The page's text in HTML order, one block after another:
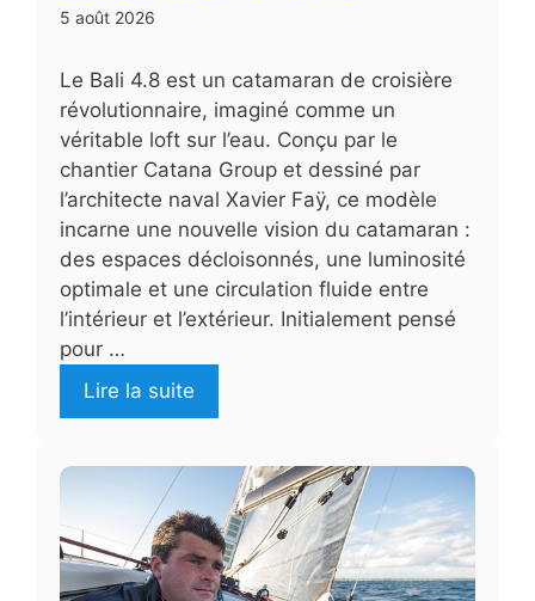
5 août 2026
Le Bali 4.8 est un catamaran de croisière
révolutionnaire, imaginé comme un
véritable loft sur l’eau. Conçu par le
chantier Catana Group et dessiné par
l’architecte naval Xavier Faÿ, ce modèle
incarne une nouvelle vision du catamaran :
des espaces décloisonnés, une luminosité
optimale et une circulation fluide entre
l’intérieur et l’extérieur. Initialement pensé
pour …
Lire la suite